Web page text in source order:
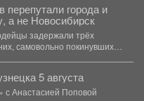
перепутали города и
а не Новосибирск
задержали трёх
самовольно покинувших
5 августа
с Анастасией Поповой